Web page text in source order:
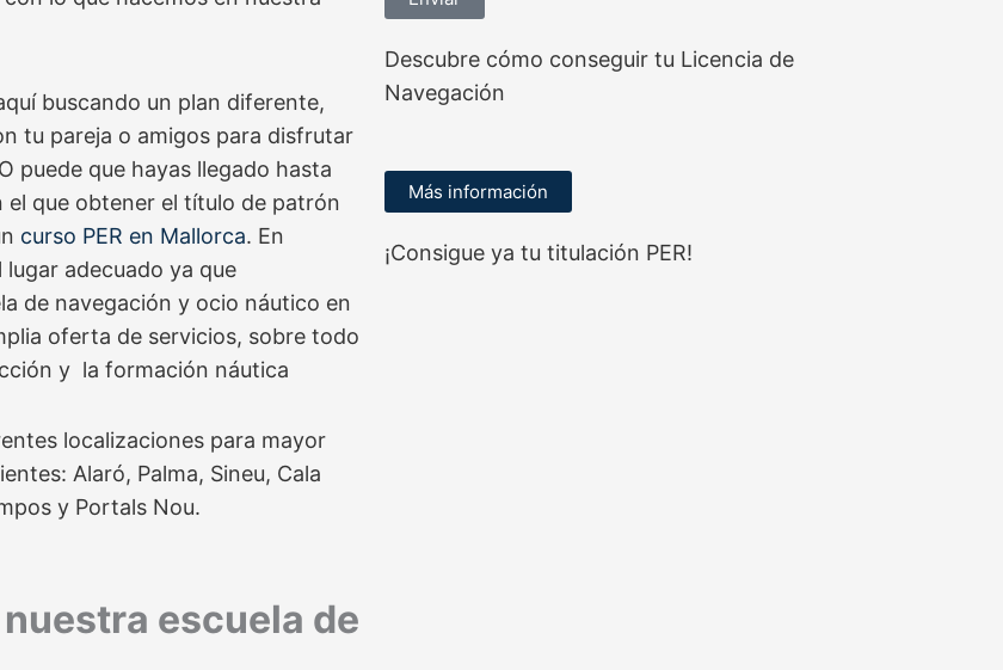
buscando un plan diferente,
tu pareja o amigos para disfrutar
puede que hayas llegado hasta
el que obtener el título de patrón
curso PER en Mallorca. En
lugar adecuado ya que
de navegación y ocio náutico en
oferta de servicios, sobre todo
y la formación náutica
localizaciones para mayor
Alaró, Palma, Sineu, Cala
y Portals Nou.
escuela de
Descubre cómo conseguir tu Licencia de
Navegación
Más información
¡Consigue ya tu titulación PER!